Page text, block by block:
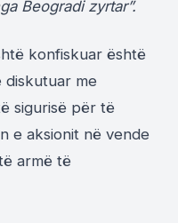
Beogradi zyrtar”.
konfiskuar është
diskutuar me
sigurisë për të
e aksionit në vende
armë të